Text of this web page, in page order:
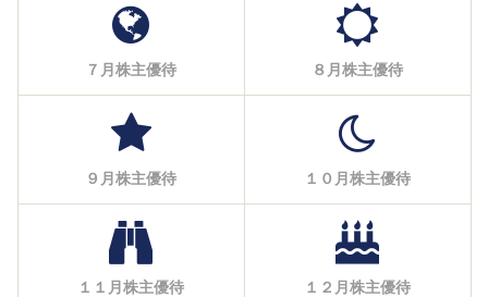
７月株主優待 ８月株主優待
９月株主優待 １０月株主優待
１１月株主優待 １２月株主優待